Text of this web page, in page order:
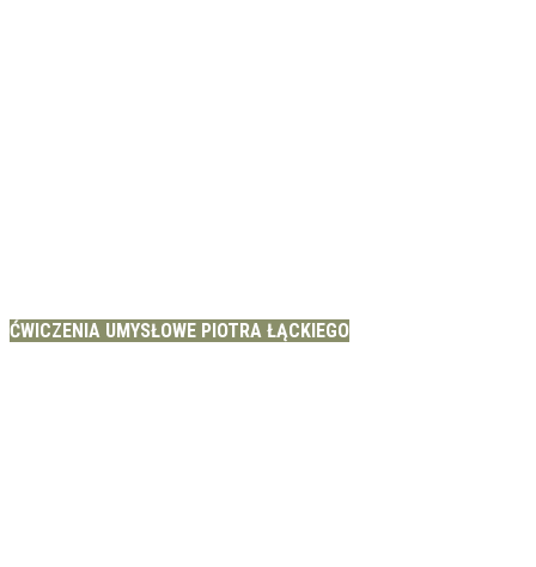
ĆWICZENIA UMYSŁOWE PIOTRA ŁĄCKIEGO